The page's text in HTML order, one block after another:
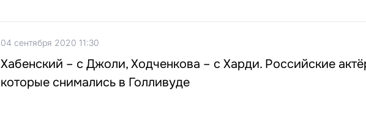
04 сентября 2020 11:30
Хабенский – с Джоли, Ходченкова – с Харди. Российские
которые снимались в Голливуде